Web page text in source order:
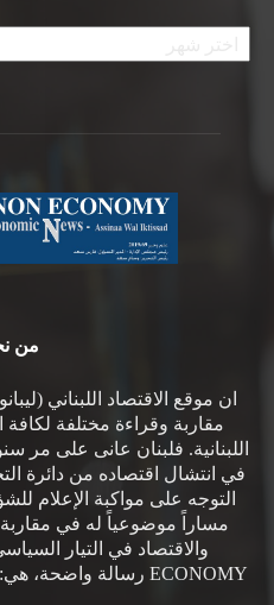
الأرشيف
من
ان موقع الاقتصاد اللبناني
مقاربة وقراءة مختلفة لكافة
اللبنانية. فلبنان عانى على مر
في انتشال اقتصاده من دائرة
التوجه على مواكبة الإعلام
مساراً موضوعياً له في مقاربة
ECONOMY رسالة واضحة، هي: تغليب الاقتصاد على السياسة.